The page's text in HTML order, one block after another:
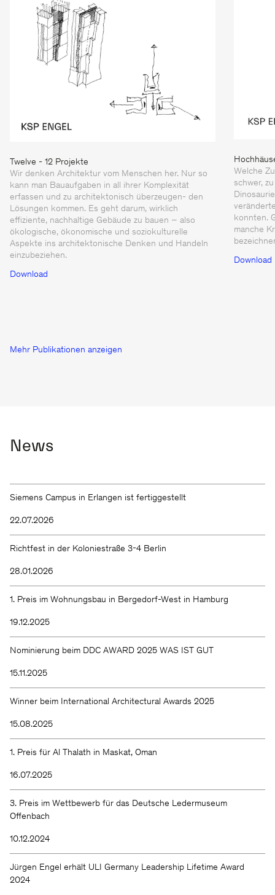
Twelve - 12 Projekte
Wir denken Architektur vom Menschen her. Nur so
kann man Bauaufgaben in all ihrer Komplexität
erfassen und zu architektonisch überzeugen- den
Lösungen kommen. Es geht darum, wirklich
effiziente, nachhaltige Gebäude zu bauen – also
ökologische, ökonomische und soziokulturelle
Aspekte ins architektonische Denken und Handeln
einzubeziehen.
Download
Welche
schwer,
konnten.
manche
Download
Mehr Publikationen anzeigen
News
Siemens Campus in Erlangen ist fertiggestellt
22.07.2026
Richtfest in der Koloniestraße 3-4 Berlin
28.01.2026
1. Preis im Wohnungsbau in Bergedorf-West in Hamburg
19.12.2025
Nominierung beim DDC AWARD 2025 WAS IST GUT
15.11.2025
Winner beim International Architectural Awards 2025
15.08.2025
1. Preis für Al Thalath in Maskat, Oman
16.07.2025
3. Preis im Wettbewerb für das Deutsche Ledermuseum
Offenbach
10.12.2024
Jürgen Engel erhält ULI Germany Leadership Lifetime Award
2024